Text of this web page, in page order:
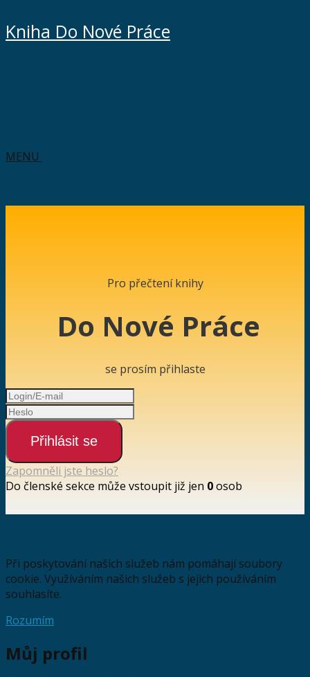
Kniha Do Nové Práce
MENU
Pro přečtení knihy
Do Nové Práce
se prosím přihlaste
Přihlásit se
Zapomněli jste heslo?
Do členské sekce může vstoupit již jen 0osob
Při poskytování našich služeb nám pomáhají soubory
cookie. Využíváním našich služeb s jejich používáním
souhlasíte.
Rozumím
Můj profil